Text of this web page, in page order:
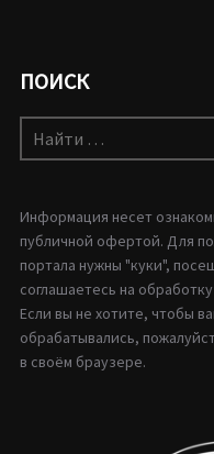
ПОИСК
Искать:
Информация несет
публичной офертой. Для
портала нужны "куки",
соглашаетесь на
Если вы не хотите, чтобы
обрабатывались,
в своём браузере.